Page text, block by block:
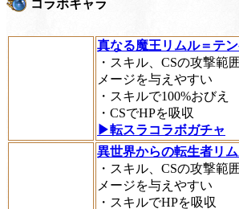
コラボキャラ
真なる魔王リムル＝テン
・スキル、CSの攻撃範
メージを与えやすい
・スキルで100%おびえ
・CSでHPを吸収
▶転スラコラボガチャ
異世界からの転生者リ
・スキル、CSの攻撃範
メージを与えやすい
・スキルでHPを吸収